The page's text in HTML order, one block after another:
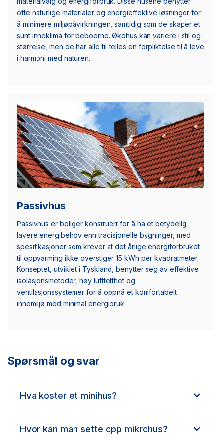
ofte naturlige materialer og energieffektive løsninger for
å minimere miljøpåvirkningen, samtidig som de skaper et
sunt inneklima for beboerne. Økohus kan variere i stil og
størrelse, men de har alle til felles en forpliktelse til å leve
i harmoni med naturen.
Passivhus
Passivhus er boliger konstruert for å ha et betydelig
lavere energibehov enn tradisjonelle bygninger, med
spesifikasjoner som krever at det årlige energiforbruket
til oppvarming ikke overstiger 15 kWh per kvadratmeter.
Konseptet, utviklet i Tyskland, benytter seg av effektive
isolasjonsmetoder, høy lufttetthet og
ventilasjonssystemer for å oppnå et komfortabelt
innemiljø med minimal energibruk.
Spørsmål og svar
Hva koster et minihus?
Hvor kan man sette opp mikrohus?